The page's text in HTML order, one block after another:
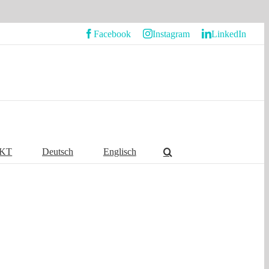
Facebook Instagram LinkedIn
Deutsch Englisch